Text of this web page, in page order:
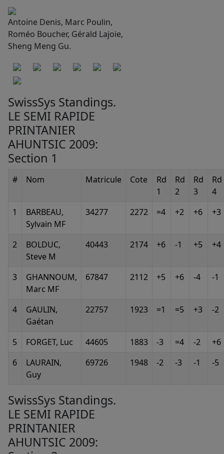
Antoine Denis, Marc Poulin,
Roméo Boucher, Gérald Lajoie,
Sheng Meng Gu.
SwissSys Standings.
LE SEMI RAPIDE
PRINTANIER
AHUNTSIC 2009:
Section 1
# Nom Matricule Cote
Rd
1
Rd
2
Rd
3
Rd
4
1
BARBEAU,
Sylvain MF
34277 2272 =4 +2 +6 +3
2
BOLDUC,
Steve M
40443 2174 +6 -1 +5 +4
3
GHANNOUM,
Marc MF
67847 2112 +5 +6 -4 -1
4
GAULIN,
Gaétan
22757 1923 =1 =5 +3 -2
5 FORGET, Luc 44605 1883 -3 =4 -2
+6
6
LAURAIN,
Guy
69726 1948 -2 -3 -1 -5
SwissSys Standings.
LE SEMI RAPIDE
PRINTANIER
AHUNTSIC 2009: